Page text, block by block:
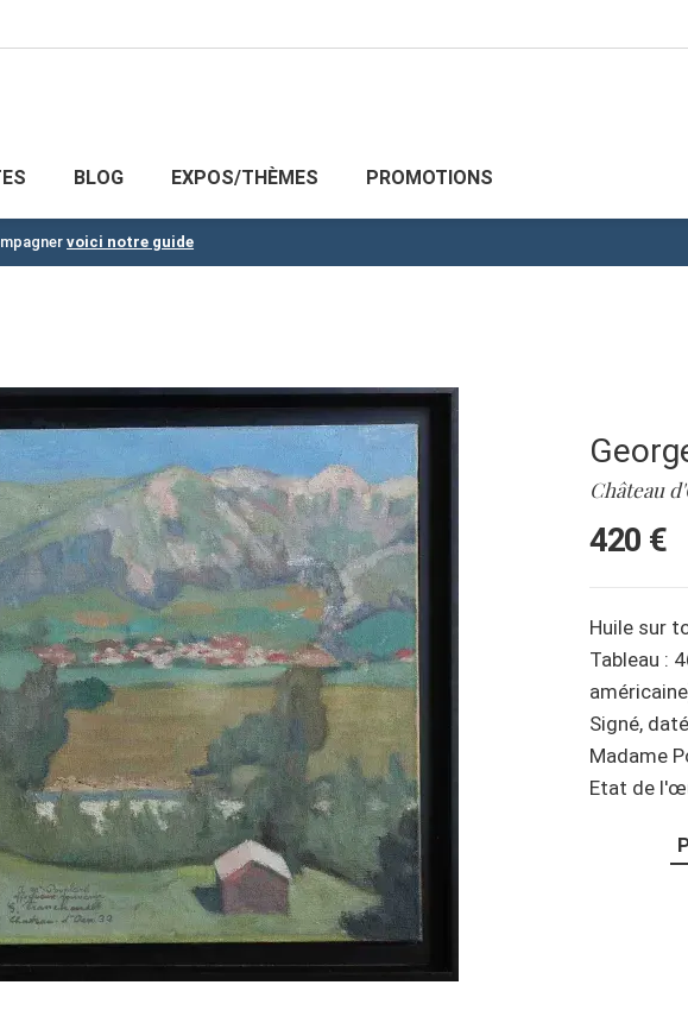
BLOG EXPOS/THÈMES PROMOTIONS
voici notre guide
Château
420 €
Huile sur
Tableau :
Signé,
Madame
Etat de